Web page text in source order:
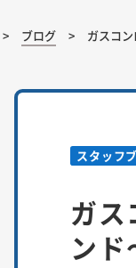
ブログ ガスコ
スタッフ
ガ
ン